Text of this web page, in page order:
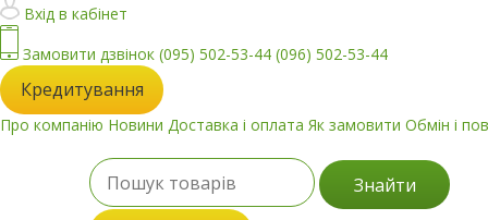
Вхід в кабінет
Замовити дзвінок (095) 502-53-44 (096) 502-53-44
Кредитування
Про компанію Новини Доставка і оплата Як замовити Обмін і
Знайти